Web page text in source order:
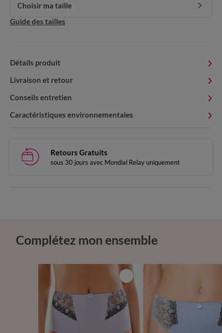
Choisir ma taille
Guide des tailles
Détails produit
Livraison et retour
Conseils entretien
Caractéristiques environnementales
Retours Gratuits
sous 30 jours avec Mondial Relay uniquement
Complétez mon ensemble